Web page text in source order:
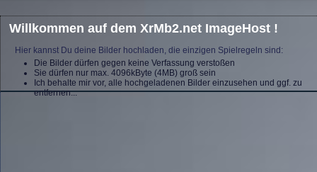
Willkommen auf dem XrMb2.net ImageHost !
Hier kannst Du deine Bilder hochladen, die einzigen Spielregeln sind:
Die Bilder dürfen gegen keine Verfassung verstoßen
Sie dürfen nur max. 4096kByte (4MB) groß sein
Ich behalte mir vor, alle hochgeladenen Bilder einzusehen und ggf. zu
entfernen...